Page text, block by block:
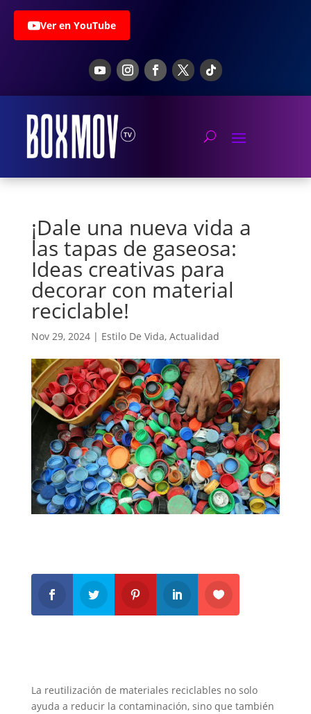
Ver en YouTube
¡Dale una nueva vida a
las tapas de gaseosa:
Ideas creativas para
decorar con material
reciclable!
Nov 29, 2024| Estilo De Vida, Actualidad
La reutilización de materiales reciclables no solo
ayuda a reducir la contaminación, sino que también